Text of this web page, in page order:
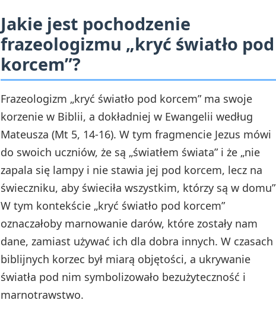
Jakie jest pochodzenie
frazeologizmu „kryć światło pod
korcem”?
Frazeologizm „kryć światło pod korcem” ma swoje
korzenie w Biblii, a dokładniej w Ewangelii według
Mateusza (Mt 5, 14-16). W tym fragmencie Jezus mówi
do swoich uczniów, że są „światłem świata” i że „nie
zapala się lampy i nie stawia jej pod korcem, lecz na
świeczniku, aby świeciła wszystkim, którzy są w
W tym kontekście „kryć światło pod korcem”
oznaczałoby marnowanie darów, które zostały nam
dane, zamiast używać ich dla dobra innych. W czasach
biblijnych korzec był miarą objętości, a ukrywanie
światła pod nim symbolizowało bezużyteczność i
marnotrawstwo.